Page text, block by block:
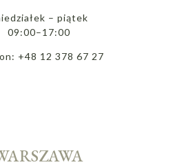
– piątek
09:00–17:00
+48 12 378 67 27